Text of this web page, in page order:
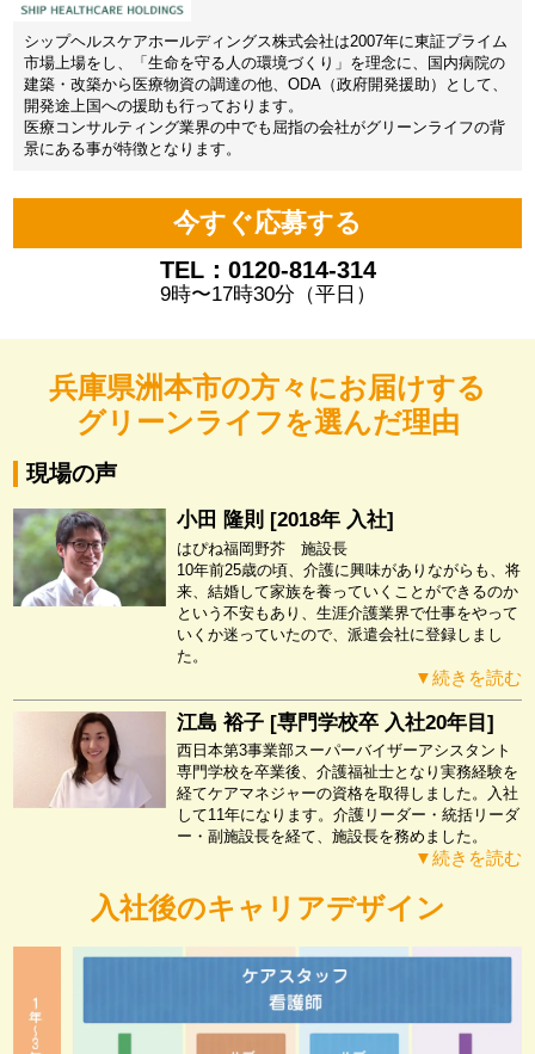
シップヘルスケアホールディングス株式会社は2007年に東証プライム
市場上場をし、「生命を守る人の環境づくり」を理念に、国内病院の
建築・改築から医療物資の調達の他、ODA（政府開発援助）として、
開発途上国への援助も行っております。
医療コンサルティング業界の中でも屈指の会社がグリーンライフの背
景にある事が特徴となります。
今すぐ応募する
TEL：0120-814-314
9時〜17時30分（平日）
兵庫県洲本市の方々にお届けする
グリーンライフを選んだ理由
現場の声
小田 隆則 [2018年 入社]
はぴね福岡野芥 施設長
10年前25歳の頃、介護に興味がありながらも、将
来、結婚して家族を養っていくことができるのか
という不安もあり、生涯介護業界で仕事をやって
いくか迷っていたので、派遣会社に登録しまし
た。
▼続きを読む
江島 裕子 [専門学校卒 入社20年目]
西日本第3事業部スーパーバイザーアシスタント
専門学校を卒業後、介護福祉士となり実務経験を
経てケアマネジャーの資格を取得しました。入社
して11年になります。介護リーダー・統括リーダ
ー・副施設長を経て、施設長を務めました。
▼続きを読む
入社後のキャリアデザイン